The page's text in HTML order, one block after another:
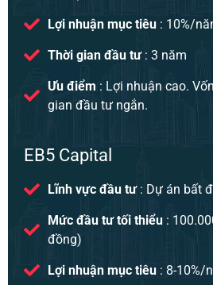
Lợi nhuận mục tiêu : 10%/
Thời gian đầu tư: 3 năm
Ưu điểm : Lợi nhuận cao.
gian đầu tư ngắn.
EB5 Capital
Lĩnh vực đầu tư: Dự án bất
Mức đầu tư tối thiểu :
đồng)
Lợi nhuận mục tiêu : 8-10%/